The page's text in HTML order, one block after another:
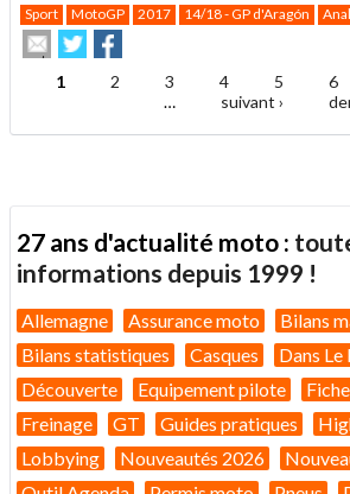
Sport MotoGP 2017 14/18 - GP d'Aragón
Envoyer
cet
article
ami
Partager
sur
Twitter
sur
Facebook
Pages
1 2 3 4 5 6
…
suivant ›
27 ans d'actualité moto :
informations depuis 1999 !
Allemagne Assurance moto
Bilans
Bilans statistiques
Casques
Dans Le
Découverte
Equipement pilote
Freinage
GT Guides pratiques
Lobbying
Nouveautés 2026